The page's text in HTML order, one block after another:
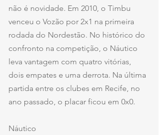
não é novidade. Em 2010, o Timbu
venceu o Vozão por 2x1 na primeira
rodada do Nordestão. No histórico do
confronto na competição, o Náutico
leva vantagem com quatro vitórias,
dois empates e uma derrota. Na última
partida entre os clubes em Recife, no
ano passado, o placar ficou em 0x0.
Náutico